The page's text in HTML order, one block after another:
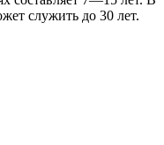
служить до 30 лет.